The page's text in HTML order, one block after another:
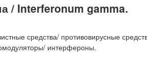
/ Interferonum gamma.
средства/ противовирусные
интерфероны.